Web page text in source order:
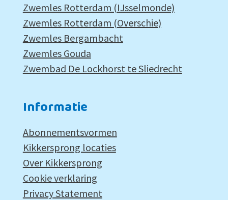
Zwemles Rotterdam (IJsselmonde)
Zwemles Rotterdam (Overschie)
Zwemles Bergambacht
Zwemles Gouda
Zwembad De Lockhorst te Sliedrecht
Informatie
Abonnementsvormen
Kikkersprong locaties
Over Kikkersprong
Cookie verklaring
Privacy Statement